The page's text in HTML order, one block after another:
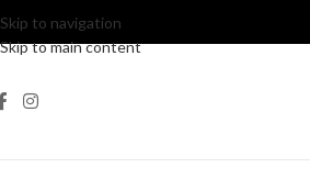
Skip to navigation
Skip to main content